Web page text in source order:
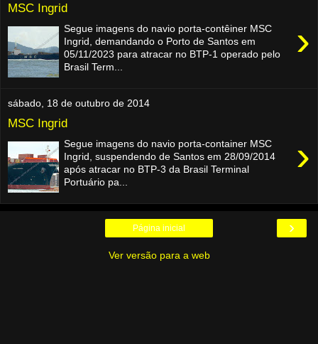
MSC Ingrid
›
Segue imagens do navio porta-contêiner MSC
Ingrid, demandando o Porto de Santos em
05/11/2023 para atracar no BTP-1 operado pelo
Brasil Term...
sábado, 18 de outubro de 2014
MSC Ingrid
›
Segue imagens do navio porta-container MSC
Ingrid, suspendendo de Santos em 28/09/2014
após atracar no BTP-3 da Brasil Terminal
Portuário pa...
›
Página inicial
Ver versão para a web